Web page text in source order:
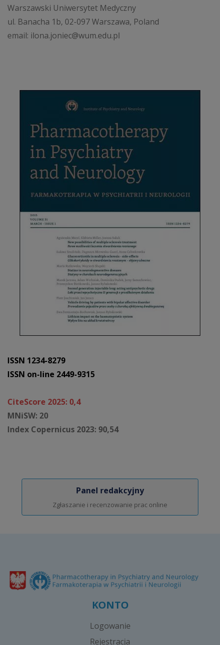
ISSN 1234-8279
ISSN on-line 2449-9315
CiteScore 2025: 0,4
MNiSW: 20
Index Copernicus 2023: 90,54
Panel redakcyjny
Zgłaszanie i recenzowanie prac online
Warszawski Uniwersytet Medyczny
ul. Banacha 1b, 02-097 Warszawa, Poland
email: ilona.joniec@wum.edu.pl
KONTO
Logowanie
Rejestracja